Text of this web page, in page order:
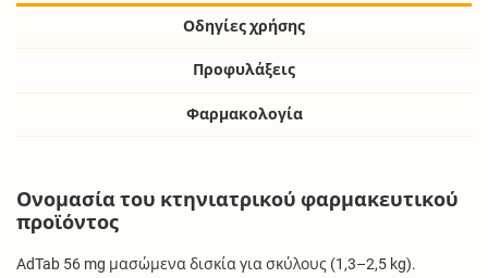
Οδηγίες χρήσης
Προφυλάξεις
Φαρμακολογία
Ονομασία του κτηνιατρικού φαρμακευτικού
προϊόντος
AdTab 56 mg μασώμενα δισκία για σκύλους (1,3–2,5 kg).